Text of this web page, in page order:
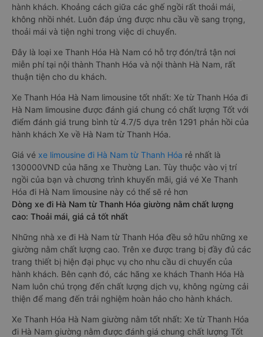
hành khách. Khoảng cách giữa các ghế ngồi rất thoải mái,
không nhồi nhét. Luôn đáp ứng được nhu cầu về sang trọng,
thoải mái và tiện nghi trong việc di chuyển.
Đây là loại xe Thanh Hóa Hà Nam có hỗ trợ đón/trả tận nơi
miễn phí tại nội thành Thanh Hóa và nội thành Hà Nam, rất
thuận tiện cho du khách.
Xe Thanh Hóa Hà Nam limousine tốt nhất: Xe từ Thanh Hóa đi
Hà Nam limousine được đánh giá chung có chất lượng Tốt với
điểm đánh giá trung bình từ 4.7/5 dựa trên 1291 phản hồi của
hành khách Xe về Hà Nam từ Thanh Hóa.
Giá vé xe limousine đi Hà Nam từ Thanh Hóa rẻ nhất là
130000VND của hãng xe Thường Lan. Tùy thuộc vào vị trí
ngồi của bạn và chương trình khuyến mãi, giá vé Xe Thanh
Hóa đi Hà Nam limousine này có thể sẽ rẻ hơn
Dòng xe đi Hà Nam từ Thanh Hóa giường nằm chất lượng
cao: Thoải mái, giá cả tốt nhất
Những nhà xe đi Hà Nam từ Thanh Hóa đều sở hữu những xe
giường nằm chất lượng cao. Trên xe được trang bị đầy đủ các
trang thiết bị hiện đại phục vụ cho nhu cầu di chuyển của
hành khách. Bên cạnh đó, các hãng xe khách Thanh Hóa Hà
Nam luôn chú trọng đến chất lượng dịch vụ, không ngừng cải
thiện để mang đến trải nghiệm hoàn hảo cho hành khách.
Xe Thanh Hóa Hà Nam giường nằm tốt nhất: Xe từ Thanh Hóa
đi Hà Nam giường nằm được đánh giá chung chất lượng Tốt